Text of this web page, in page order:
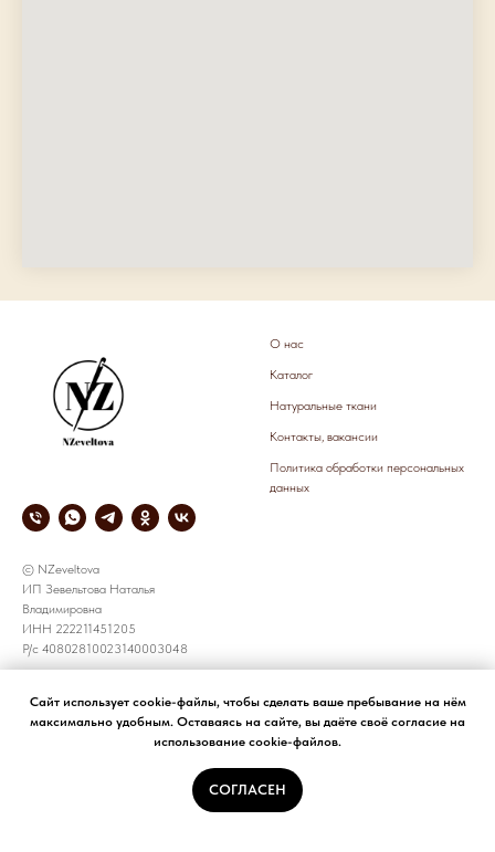
Сайт использует cookie-файлы, чтобы сделать ваше пребывание на нём
максимально удобным. Оставаясь на сайте, вы даёте своё согласие на
использование cookie-файлов.
СОГЛАСЕН
© NZeveltova
ИП Зевельтова Наталья
Владимировна
ИНН 222211451205
Р/с 40802810023140003048
О нас
Каталог
Натуральные ткани
Контакты, вакансии
Политика обработки персональных
данных
СОТРУДНИЧЕСТВО КОРПОРАТИВНЫЕ ЗАКАЗЫ
+7 905 926 8783
e-mail: NZeveltova@yandex.ru